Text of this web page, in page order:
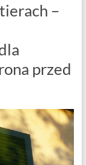
–
przed